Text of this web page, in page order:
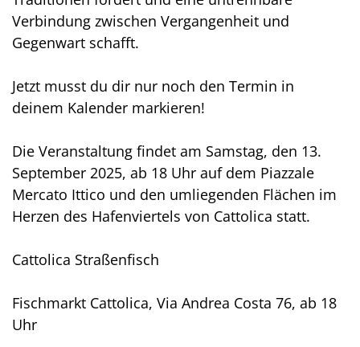
Verbindung zwischen Vergangenheit und
Gegenwart schafft.
Jetzt musst du dir nur noch den Termin in
deinem Kalender markieren!
Die Veranstaltung findet am Samstag, den 13.
September 2025, ab 18 Uhr auf dem Piazzale
Mercato Ittico und den umliegenden Flächen im
Herzen des Hafenviertels von Cattolica statt.
Cattolica Straßenfisch
Fischmarkt Cattolica, Via Andrea Costa 76, ab 18
Uhr